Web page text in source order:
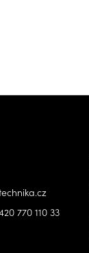
770 110 33